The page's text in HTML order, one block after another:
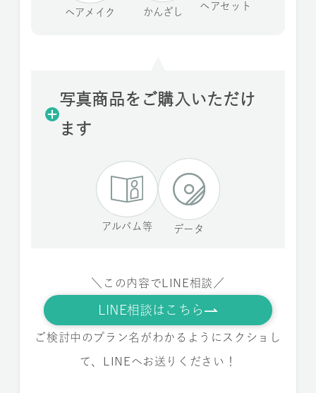
ヘアメイク かんざし
ヘアセット
写真商品をご購入いただけ
ます
アルバム等 データ
＼この内容でLINE相談／
LINE相談はこちら
ご検討中のプラン名がわかるようにスクショし
て、LINEへお送りください！